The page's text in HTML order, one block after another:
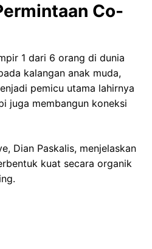
Co-
1 dari 6 orang di dunia
kalangan anak muda,
pemicu utama lahirnya
juga membangun koneksi
Dian Paskalis, menjelaskan
kuat secara organik